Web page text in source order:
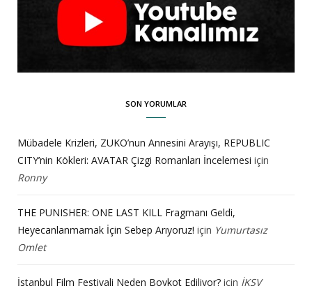
SON YORUMLAR
Mübadele Krizleri, ZUKO’nun Annesini Arayışı, REPUBLIC
CITY’nin Kökleri: AVATAR Çizgi Romanları İncelemesi için
Ronny
THE PUNISHER: ONE LAST KILL Fragmanı Geldi,
Heyecanlanmamak İçin Sebep Arıyoruz! için Yumurtasız
Omlet
İstanbul Film Festivali Neden Boykot Ediliyor? için İKSV